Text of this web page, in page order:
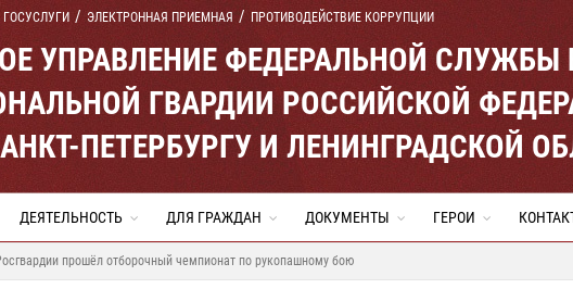
ГОСУСЛУГИ ЭЛЕКТРОННАЯ ПРИЕМНАЯ ПРОТИВОДЕЙСТВИЕ КОРРУПЦИИ
УПРАВЛЕНИЕ ФЕДЕРАЛЬНОЙ СЛУЖБЫ
ГВАРДИИ РОССИЙСКОЙ
ПЕТЕРБУРГУ И ЛЕНИНГРАДСКОЙ
ДЕЯТЕЛЬНОСТЬ ДЛЯ ГРАЖДАН ДОКУМЕНТЫ ГЕРОИ
прошёл отборочный чемпионат по рукопашному бою